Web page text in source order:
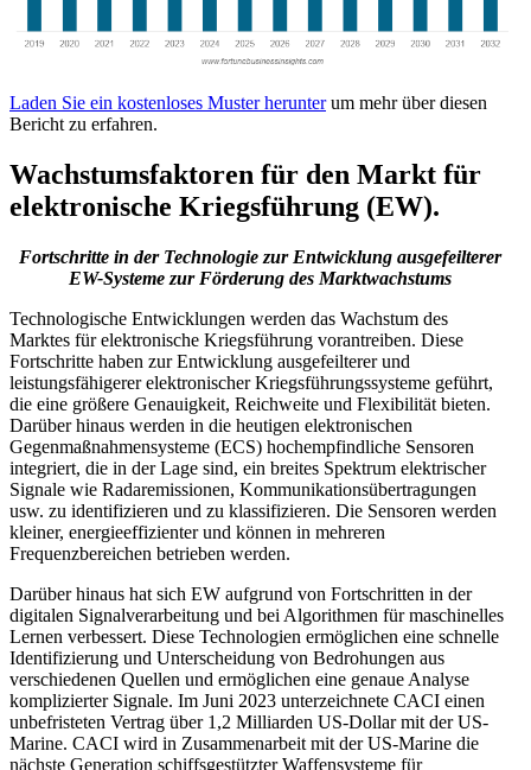
Laden Sie ein kostenloses Muster herunterum mehr über diesen
Bericht zu erfahren.
Wachstumsfaktoren für den Markt für
elektronische Kriegsführung (EW).
Fortschritte in der Technologie zur Entwicklung ausgefeilterer
EW-Systeme zur Förderung des Marktwachstums
Technologische Entwicklungen werden das Wachstum des
Marktes für elektronische Kriegsführung vorantreiben. Diese
Fortschritte haben zur Entwicklung ausgefeilterer und
leistungsfähigerer elektronischer Kriegsführungssysteme geführt,
die eine größere Genauigkeit, Reichweite und Flexibilität bieten.
Darüber hinaus werden in die heutigen elektronischen
Gegenmaßnahmensysteme (ECS) hochempfindliche Sensoren
integriert, die in der Lage sind, ein breites Spektrum elektrischer
Signale wie Radaremissionen, Kommunikationsübertragungen
usw. zu identifizieren und zu klassifizieren. Die Sensoren werden
kleiner, energieeffizienter und können in mehreren
Frequenzbereichen betrieben werden.
Darüber hinaus hat sich EW aufgrund von Fortschritten in der
digitalen Signalverarbeitung und bei Algorithmen für maschinelles
Lernen verbessert. Diese Technologien ermöglichen eine schnelle
Identifizierung und Unterscheidung von Bedrohungen aus
verschiedenen Quellen und ermöglichen eine genaue Analyse
komplizierter Signale. Im Juni 2023 unterzeichnete CACI einen
unbefristeten Vertrag über 1,2 Milliarden US-Dollar mit der US-
Marine. CACI wird in Zusammenarbeit mit der US-Marine die
nächste Generation schiffsgestützter Waffensysteme für